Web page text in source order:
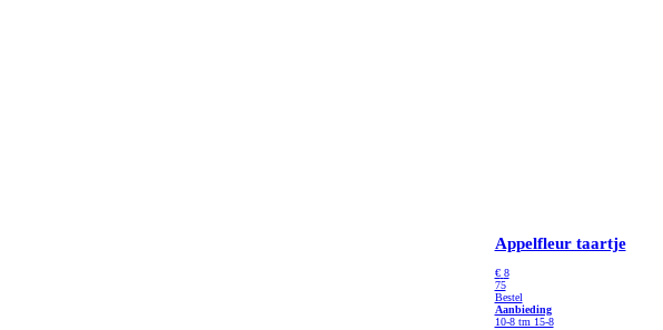
Appelfleur taartje
€ 8
75
Bestel
Aanbieding
10-8 tm 15-8